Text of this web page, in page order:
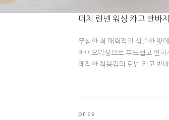
더치 린넨 워싱 카고 반바지
무심한 척 매력적인 심플한 핏에
바이오워싱으로 부드럽고 편하
쾌적한 착용감의 린넨 카고 반
p r i c e